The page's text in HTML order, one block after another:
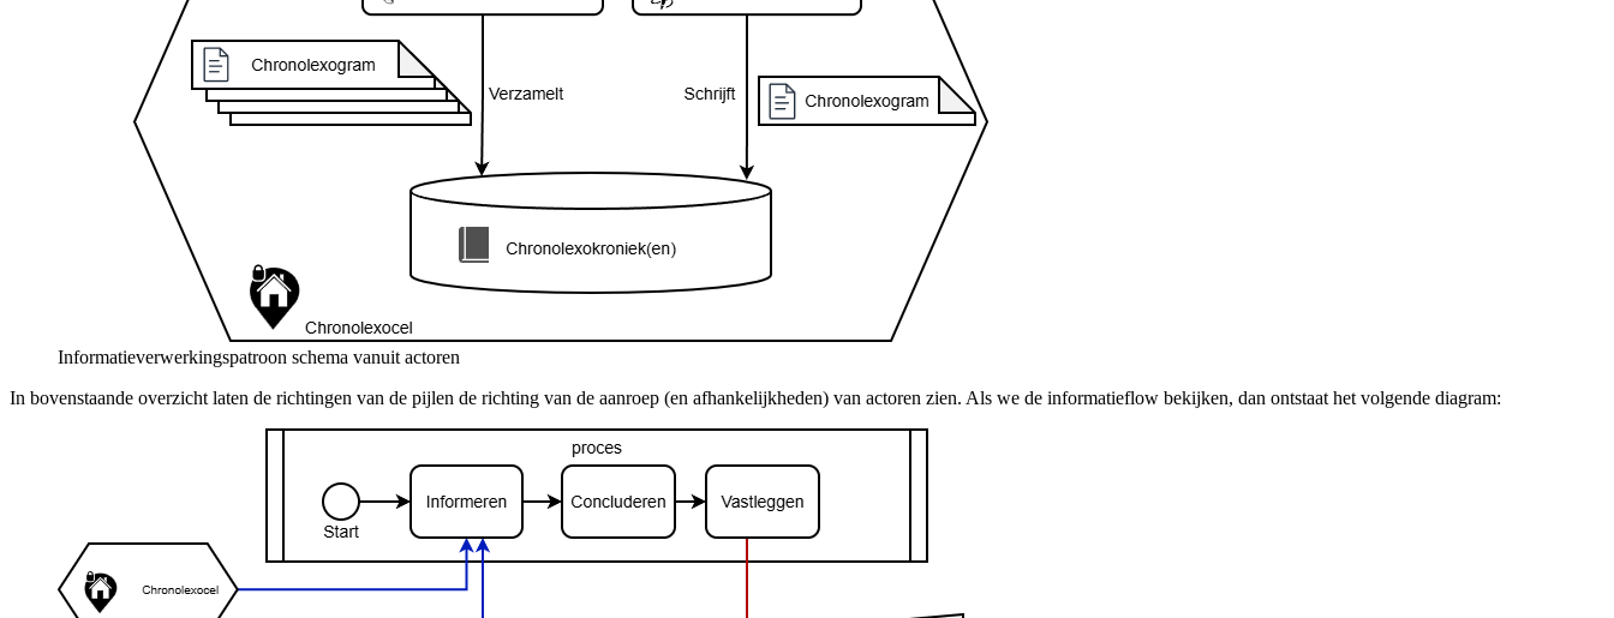
Informatieverwerkingspatroon schema vanuit actoren
In bovenstaande overzicht laten de richtingen van de pijlen de richting van de aanroep (en afhankelijkheden) van actoren zien. Als we de informatieflow bekijken, dan ontstaat het volgende diagram: